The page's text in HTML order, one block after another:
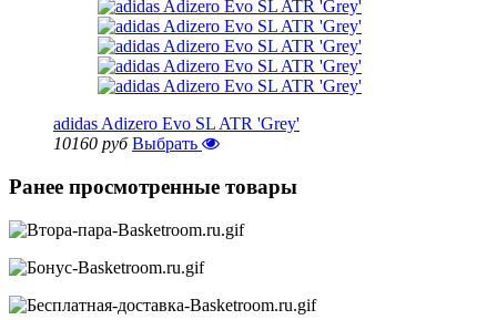
adidas Adizero Evo SL ATR 'Grey'
10160 руб Выбрать
Ранее просмотренные товары